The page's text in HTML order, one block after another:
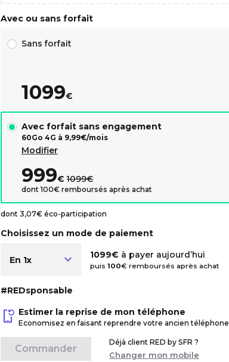
Avec ou sans forfait
Sans forfait
1099€
Avec forfait sans engagement
60Go 4G à 9,99€/mois
Modifier
999€ 1099€
dont 100€ remboursés après achat
dont 3,07€ éco-participation
Choisissez un mode de paiement
En 1x 1099€ à payer aujourd’hui
puis 100€ remboursés après achat
#REDsponsable
Estimer la reprise de mon téléphone
Economisez en faisant reprendre votre ancien téléphone
Commander
Déjà client RED by SFR ?
Changer mon mobile